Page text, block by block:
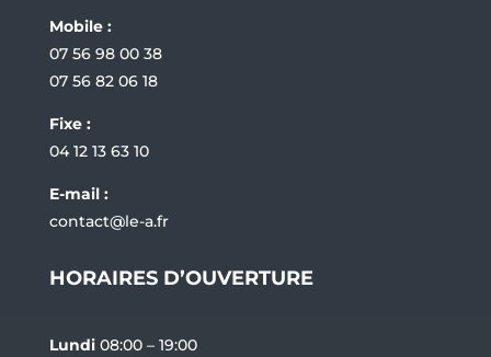
Mobile :
07 56 98 00 38
07 56 82 06 18
Fixe :
04 12 13 63 10
E-mail :
contact@le-a.fr
HORAIRES D’OUVERTURE
Lundi08:00 – 19:00